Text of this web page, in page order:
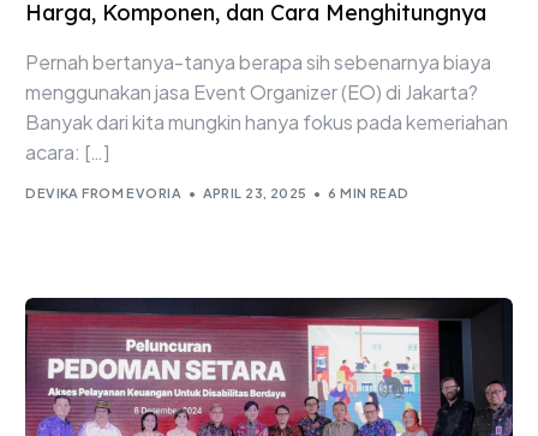
Harga, Komponen, dan Cara Menghitungnya
Pernah bertanya-tanya berapa sih sebenarnya biaya
menggunakan jasa Event Organizer (EO) di Jakarta?
Banyak dari kita mungkin hanya fokus pada kemeriahan
acara: […]
DEVIKA FROM EVORIA APRIL 23, 2025 6 MIN READ